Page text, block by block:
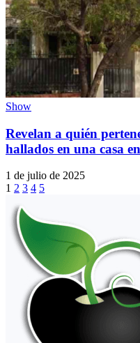
Show
Revelan a quién
hallados en una casa
1 de julio de 2025
1 2 3 4 5